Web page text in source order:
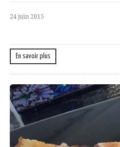
24 juin 2015
En savoir plus